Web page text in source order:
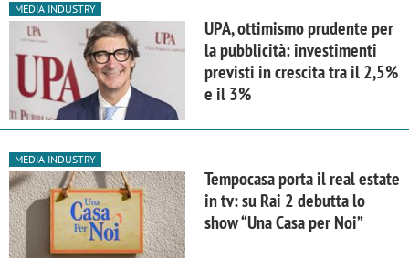
MEDIA INDUSTRY
UPA, ottimismo prudente per
la pubblicità: investimenti
previsti in crescita tra il 2,5%
e il 3%
MEDIA INDUSTRY
Tempocasa porta il real estate
in tv: su Rai 2 debutta lo
show “Una Casa per Noi”